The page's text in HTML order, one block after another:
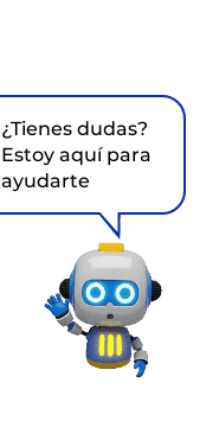
¿Tienes dudas?
Estoy aquí para
ayudarte